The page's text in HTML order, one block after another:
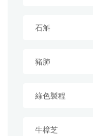
石斛
豬肺
綠色製程
牛樟芝